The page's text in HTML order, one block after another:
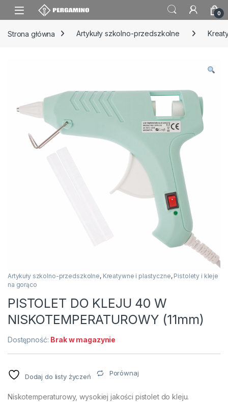
Skip to navigation
Skip to content
0
Strona główna Artykuły szkolno-przedszkolne
Artykuły szkolno-przedszkolne, Kreatywne i plastyczne, Pistolety i kleje
na gorąco
PISTOLET DO KLEJU 40 W
NISKOTEMPERATUROWY (11mm)
Dostępność: Brak w magazynie
Dodaj do listy życzeń Porównaj
Niskotemperaturowy, wysokiej jakości pistolet do kleju.